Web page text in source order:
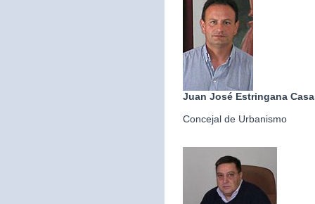
Juan José Estringana
Concejal de Urbanismo